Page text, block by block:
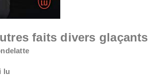
faits divers glaçants
lu